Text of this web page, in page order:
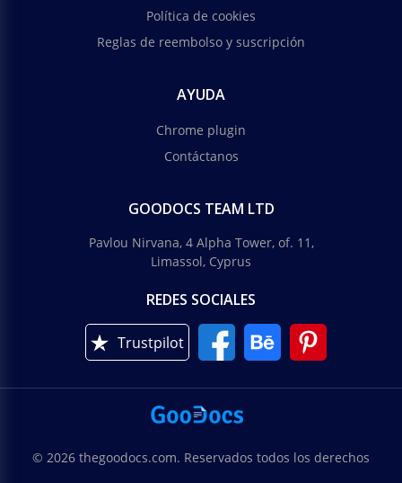
Política de cookies
Reglas de reembolso y suscripción
AYUDA
Chrome plugin
Contáctanos
GOODOCS TEAM LTD
Pavlou Nirvana, 4 Alpha Tower, of. 11,
Limassol, Cyprus
REDES SOCIALES
Trustpilot
© 2026 thegoodocs.com. Reservados todos los derechos